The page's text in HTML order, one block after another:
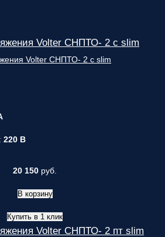
Volter СНПТО- 2 с slim
220 В
20 150 руб.
В корзину
Купить в 1 клик
Volter СНПТО- 2 пт slim